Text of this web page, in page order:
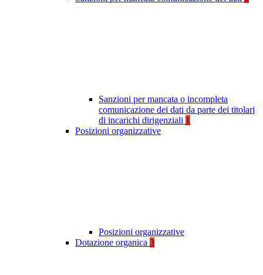
Sanzioni per mancata o incompleta
comunicazione dei dati da parte dei titolari
di incarichi dirigenziali 1
Posizioni organizzative
Posizioni organizzative
Dotazione organica 3